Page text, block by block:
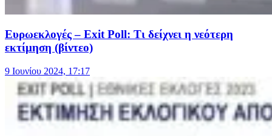
Ευρωεκλογές – Exit Poll: Τι δείχνει η νεότερη
εκτίμηση (βίντεο)
9 Ιουνίου 2024, 17:17